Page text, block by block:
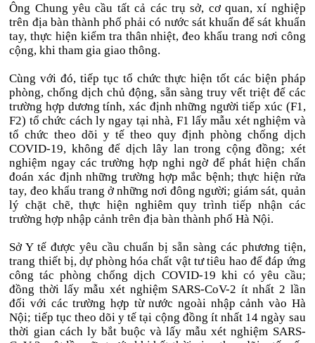
Ông Chung yêu cầu tất cả các trụ sở, cơ quan, xí nghiệp
trên địa bàn thành phố phải có nước sát khuẩn để sát khuẩn
tay, thực hiện kiểm tra thân nhiệt, đeo khẩu trang nơi công
cộng, khi tham gia giao thông.
Cùng với đó, tiếp tục tổ chức thực hiện tốt các biện pháp
phòng, chống dịch chủ động, sẵn sàng truy vết triệt để các
trường hợp dương tính, xác định những người tiếp xúc (F1,
F2) tổ chức cách ly ngay tại nhà, F1 lấy mẫu xét nghiệm và
tổ chức theo dõi y tế theo quy định phòng chống dịch
COVID-19, không để dịch lây lan trong cộng đồng; xét
nghiệm ngay các trường hợp nghi ngờ để phát hiện chẩn
đoán xác định những trường hợp mắc bệnh; thực hiện rửa
tay, đeo khẩu trang ở những nơi đông người; giám sát, quản
lý chặt chẽ, thực hiện nghiêm quy trình tiếp nhận các
trường hợp nhập cảnh trên địa bàn thành phố Hà Nội.
Sở Y tế được yêu cầu chuẩn bị sẵn sàng các phương tiện,
trang thiết bị, dự phòng hóa chất vật tư tiêu hao để đáp ứng
công tác phòng chống dịch COVID-19 khi có yêu cầu;
đồng thời lấy mẫu xét nghiệm SARS-CoV-2 ít nhất 2 lần
đối với các trường hợp từ nước ngoài nhập cảnh vào Hà
Nội; tiếp tục theo dõi y tế tại cộng đồng ít nhất 14 ngày sau
thời gian cách ly bắt buộc và lấy mẫu xét nghiệm SARS-